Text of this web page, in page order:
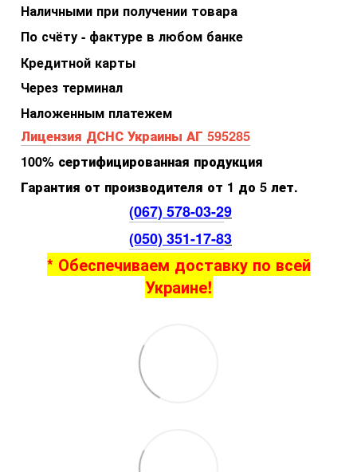
Наличными при получении товара
По счёту - фактуре в любом банке
Кредитной карты
Через терминал
Наложенным платежем
Лицензия ДСНС Украины АГ 595285
100% сертифицированная продукция
Гарантия от производителя от 1 до 5 лет.
(067) 578-03-29
(050) 351-17-83
* Обеспечиваем доставку по всей
Украине!